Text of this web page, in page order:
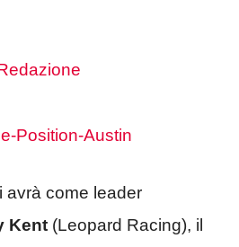
avrà come leader
Kent (Leopard Racing), il